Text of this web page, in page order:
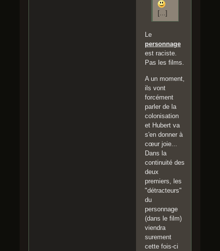
[...]
Le
personnage
est raciste.
Pas les films.
A un moment,
ils vont
forcément
parler de la
colonisation
et Hubert va
s'en donner à
cœur joie...
Dans la
continuité des
deux
premiers, les
"détracteurs"
du
personnage
(dans le film)
viendra
surement
cette fois-ci